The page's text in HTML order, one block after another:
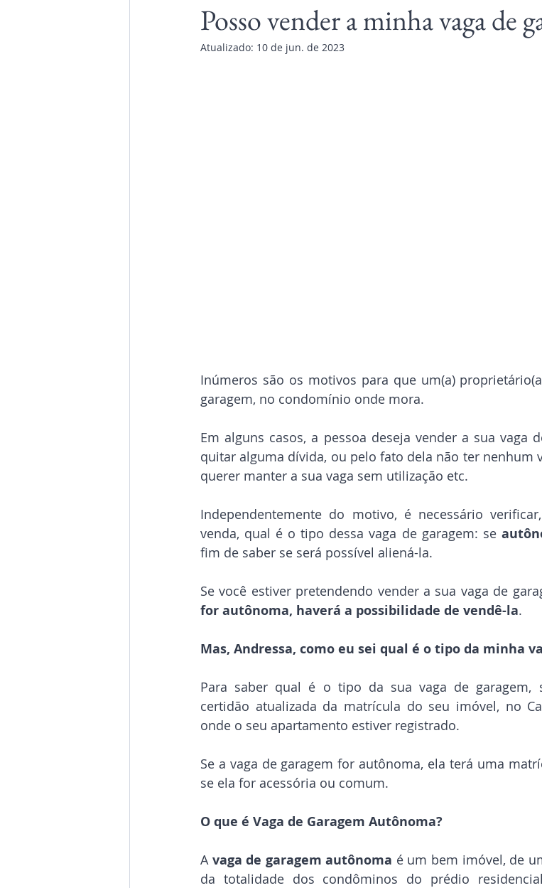
Posso vender a minha vaga de
Atualizado: 10 de jun. de 2023
Inúmeros são os motivos para que um(a)
garagem, no condomínio onde mora.
Em alguns casos, a pessoa deseja vender a sua vaga
quitar alguma dívida, ou pelo fato dela não ter nenhum
querer manter a sua vaga sem utilização etc.
Independentemente do motivo, é necessário
venda, qual é o tipo dessa vaga de garagem: se
fim de saber se será possível aliená-la.
Se você estiver pretendendo vender a sua vaga de
for autônoma, haverá a possibilidade de vendê-la.
Mas, Andressa, como eu sei qual é o tipo da minha
Para saber qual é o tipo da sua vaga de garagem,
certidão atualizada da matrícula do seu imóvel, no
onde o seu apartamento estiver registrado.
Se a vaga de garagem for autônoma, ela terá uma
se ela for acessória ou comum.
O que é Vaga de Garagem Autônoma?
A vaga de garagem autônoma é um bem imóvel, de
da totalidade dos condôminos do prédio